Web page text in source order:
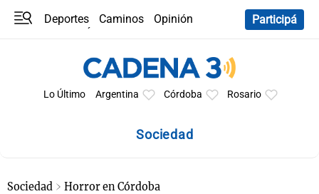
Deportes Caminos
Opinión
Participá
Lo Último Argentina Córdoba Rosario
Sociedad
Sociedad Horror en Córdoba